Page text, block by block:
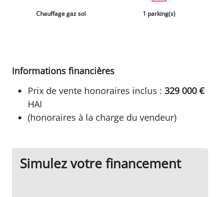
Chauffage gaz sol 1 parking(s)
Informations financières
Prix de vente honoraires inclus : 329 000 €
HAI
(honoraires à la charge du vendeur)
Simulez votre financement